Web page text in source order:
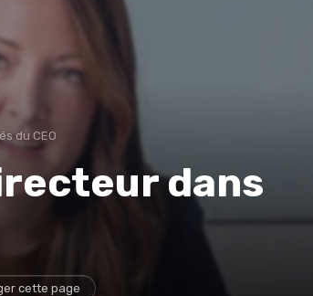
du CEO
dans
cette page